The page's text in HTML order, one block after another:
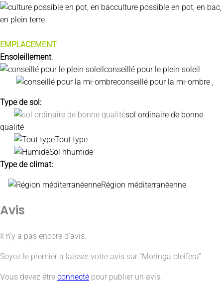
culture possible en pot, en bac,
en plein terre
EMPLACEMENT
Ensoleillement:
conseillé pour le plein soleil
conseillé pour la mi-ombre ,
Type de sol:
sol ordinaire de bonne
qualité
Tout type
Sol hhumide
Type de climat:
Région méditerranéenne
Avis
Il n’y a pas encore d’avis.
Soyez le premier à laisser votre avis sur “Moringa oleifera”
Vous devez être connecté pour publier un avis.